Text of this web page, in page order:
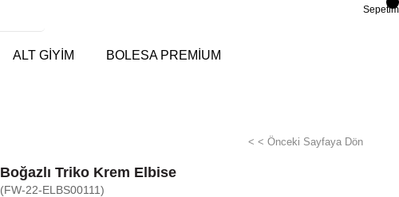
Sepetim
ALT GİYİM BOLESA PREMİUM
< < Önceki Sayfaya Dön
Boğazlı Triko Krem Elbise
(FW-22-ELBS00111)